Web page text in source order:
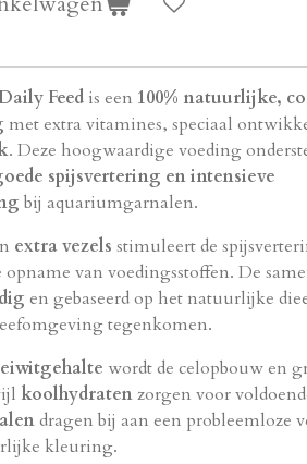
Feed is een 100% natuurlijke,
met extra vitamines, speciaal
. Deze hoogwaardige voeding
spijsvertering en intensieve
bij aquariumgarnalen.
extra vezels stimuleert de
van voedingsstoffen. De
en gebaseerd op het natuurlijke
tegenkomen.
eiwitgehalte wordt de celopbouw en
koolhydratenzorgen voor
dragen bij aan een probleemloze
kleuring.